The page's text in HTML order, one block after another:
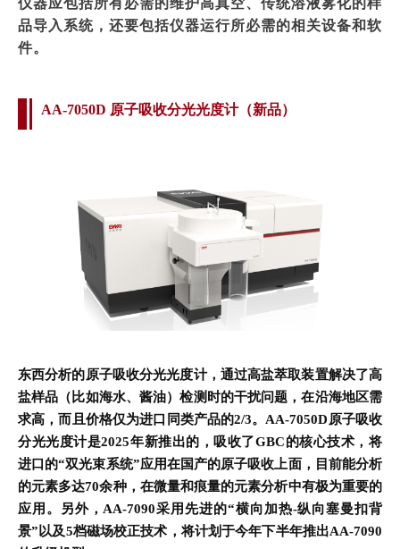
仪器应包括所有必需的维护高真空、传统溶液雾化的样
品导入系统，还要包括仪器运行所必需的相关设备和软
件。
AA-7050D 原子吸收分光光度计（新品）
东西分析的原子吸收分光光度计，通过高盐萃取装置解决了高
盐样品（比如海水、酱油）检测时的干扰问题，在沿海地区需
求高，而且价格仅为进口同类产品的2/3。 AA-7050D原子吸收
分光光度计是2025年新推出的，吸收了GBC的核心技术，将
进口的“双光束系统”应用在国产的原子吸收上面，目前能分析
的元素多达70余种，在微量和痕量的元素分析中有极为重要的
应用。另外，AA-7090采用先进的“横向加热-纵向塞曼扣背
景”以及5档磁场校正技术，将计划于今年下半年推出AA-7090